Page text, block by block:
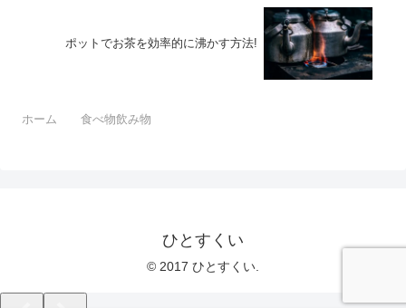
ポットでお茶を効率的に沸かす方法!
ホーム 食べ物飲み物
ひとすくい
© 2017 ひとすくい.